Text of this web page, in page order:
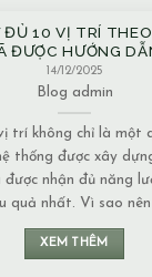
ĐỦ 10 VỊ TRÍ
ĐƯỢC HƯỚNG
14/12/2025
Blog admin
trí không chỉ là một
thống được xây
nhận đủ năng
quả nhất. Vì sao nên
XEM THÊM